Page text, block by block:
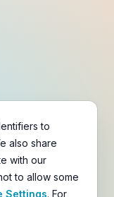
to
also share
with our
to allow some
Settings. For